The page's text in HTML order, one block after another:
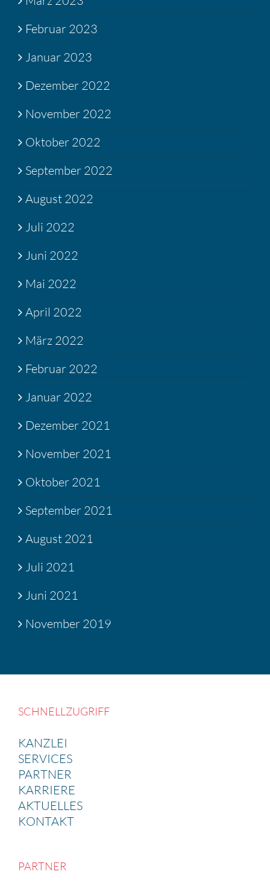
Februar 2023
Januar 2023
Dezember 2022
November 2022
Oktober 2022
September 2022
August 2022
Juli 2022
Juni 2022
Mai 2022
April 2022
März 2022
Februar 2022
Januar 2022
Dezember 2021
November 2021
Oktober 2021
September 2021
August 2021
Juli 2021
Juni 2021
November 2019
SCHNELL­ZU­GRIFF
KANZLEI
SERVICES
PARTNER
KARRIERE
AKTUELLES
KONTAKT
PARTNER